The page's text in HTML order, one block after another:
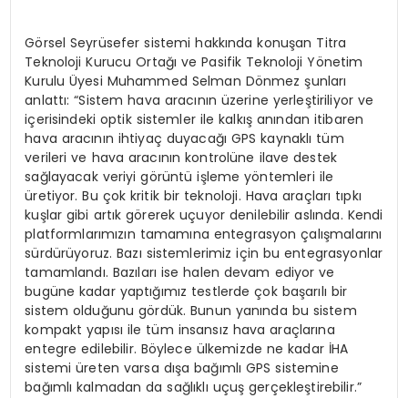
Görsel Seyrüsefer sistemi hakkında konuşan Titra
Teknoloji Kurucu Ortağı ve Pasifik Teknoloji Yönetim
Kurulu Üyesi Muhammed Selman Dönmez şunları
anlattı: “Sistem hava aracının üzerine yerleştiriliyor ve
içerisindeki optik sistemler ile kalkış anından itibaren
hava aracının ihtiyaç duyacağı GPS kaynaklı tüm
verileri ve hava aracının kontrolüne ilave destek
sağlayacak veriyi görüntü işleme yöntemleri ile
üretiyor. Bu çok kritik bir teknoloji. Hava araçları tıpkı
kuşlar gibi artık görerek uçuyor denilebilir aslında. Kendi
platformlarımızın tamamına entegrasyon çalışmalarını
sürdürüyoruz. Bazı sistemlerimiz için bu entegrasyonlar
tamamlandı. Bazıları ise halen devam ediyor ve
bugüne kadar yaptığımız testlerde çok başarılı bir
sistem olduğunu gördük. Bunun yanında bu sistem
kompakt yapısı ile tüm insansız hava araçlarına
entegre edilebilir. Böylece ülkemizde ne kadar İHA
sistemi üreten varsa dışa bağımlı GPS sistemine
bağımlı kalmadan da sağlıklı uçuş gerçekleştirebilir.”